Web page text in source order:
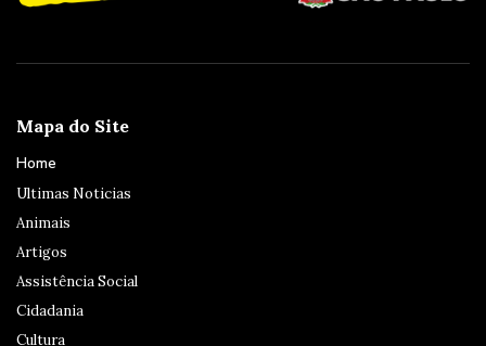
Mapa do Site
Home
Ultimas Noticias
Animais
Artigos
Assistência Social
Cidadania
Cultura